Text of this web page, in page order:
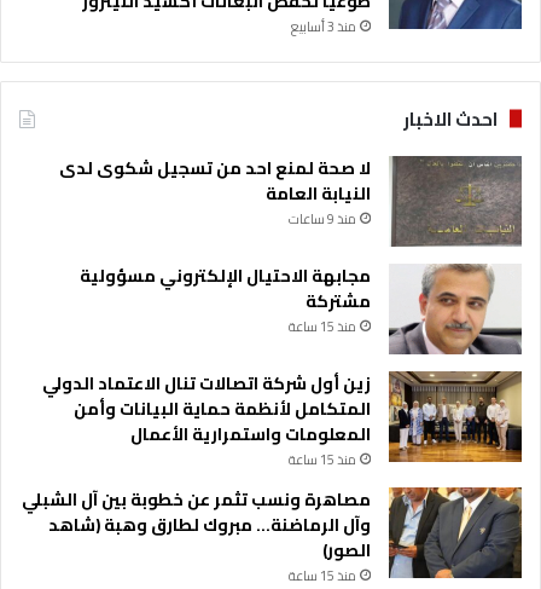
ا
ع
ة
ا
ل
إ
خ
و
ا
ن
ا
س
ل
م
ن
ا
ل
م
ن
ح
إ
خ
و
ا
ن
ل
م
س
ل
م
منذ 3 أسابيع
احدث الاخبار
لا صحة لمنع احد من تسجيل شكوى لدى
النيابة العامة
منذ 9 ساعات
مجابهة الاحتيال الإلكتروني مسؤولية
مشتركة
منذ 15 ساعة
زين أول شركة اتصالات تنال الاعتماد الدولي
المتكامل لأنظمة حماية البيانات وأمن
المعلومات واستمرارية الأعمال
منذ 15 ساعة
مصاهرة ونسب تثمر عن خطوبة بين آل الشبلي
وآل الرماضنة… مبروك لطارق وهبة (شاهد
الصور)
منذ 15 ساعة